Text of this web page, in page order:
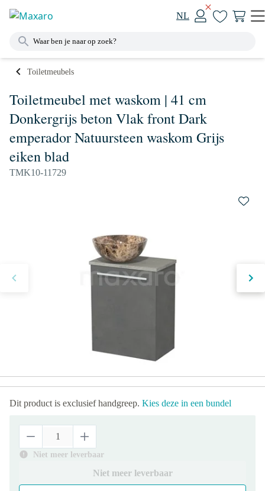
NL
Toiletmeubels
Toiletmeubel met waskom | 41 cm
Donkergrijs beton Vlak front Dark
emperador Natuursteen waskom Grijs
eiken blad
TMK10-11729
Dit product is exclusief handgreep. Kies deze in een bundel
Niet meer leverbaar
Niet meer leverbaar